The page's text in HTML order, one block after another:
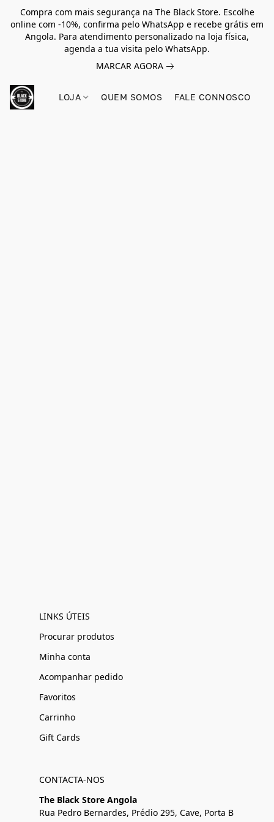
Compra com mais segurança na The Black Store. Escolhe
online com -10%, confirma pelo WhatsApp e recebe grátis em
Angola. Para atendimento personalizado na loja física,
agenda a tua visita pelo WhatsApp.
MARCAR AGORA
LOJA QUEM SOMOS FALE CONNOSCO
LINKS ÚTEIS
Procurar produtos
Minha conta
Acompanhar pedido
Favoritos
Carrinho
Gift Cards
CONTACTA-NOS
The Black Store Angola
Rua Pedro Bernardes, Prédio 295, Cave, Porta B